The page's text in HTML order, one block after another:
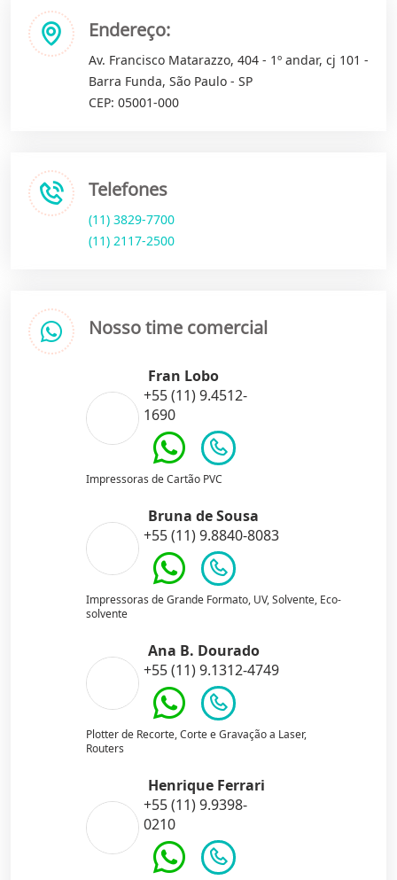
Endereço:
Av. Francisco Matarazzo, 404 - 1º andar, cj 101 -
Barra Funda, São Paulo - SP
CEP: 05001-000
Telefones
(11) 3829-7700
(11) 2117-2500
Nosso time comercial
Fran Lobo
+55 (11) 9.4512-
1690
Impressoras de Cartão PVC
Bruna de Sousa
+55 (11) 9.8840-8083
Impressoras de Grande Formato, UV, Solvente, Eco-
solvente
Ana B. Dourado
+55 (11) 9.1312-4749
Plotter de Recorte, Corte e Gravação a Laser,
Routers
Henrique Ferrari
+55 (11) 9.9398-
0210